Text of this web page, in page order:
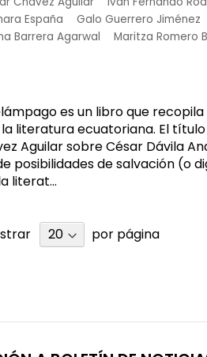
España Galo Guerrero Jiménez
Barrera Agarwal Maritza Romero
es un libro que
literatura ecuatoriana. El
Aguilar sobre César Dávila
posibilidades de salvación (o
literat...
por página